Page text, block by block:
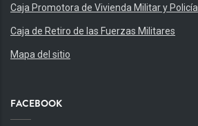
Caja Promotora de Vivienda Militar y Policía
Caja de Retiro de las Fuerzas Militares
Mapa del sitio
FACEBOOK